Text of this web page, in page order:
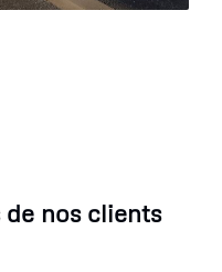
nos clients